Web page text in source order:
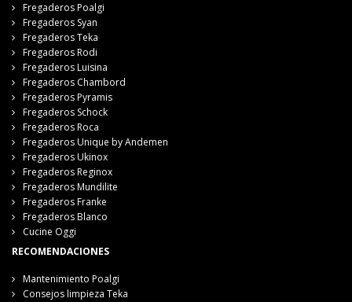
Fregaderos Poalgi
Fregaderos Syan
Fregaderos Teka
Fregaderos Rodi
Fregaderos Luisina
Fregaderos Chambord
Fregaderos Pyramis
Fregaderos Schock
Fregaderos Roca
Fregaderos Unique by Andemen
Fregaderos Ukinox
Fregaderos Reginox
Fregaderos Mundilite
Fregaderos Franke
Fregaderos Blanco
Cucine Oggi
RECOMENDACIONES
Mantenimiento Poalgi
Consejos limpieza Teka